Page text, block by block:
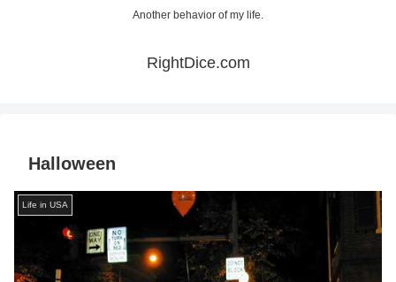
Another behavior of my life.
RightDice.com
Halloween
Life in USA